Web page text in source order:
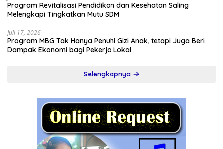
Program Revitalisasi Pendidikan dan Kesehatan Saling
Melengkapi Tingkatkan Mutu SDM
Juli 17, 2026
Program MBG Tak Hanya Penuhi Gizi Anak, tetapi Juga Beri
Dampak Ekonomi bagi Pekerja Lokal
Selengkapnya